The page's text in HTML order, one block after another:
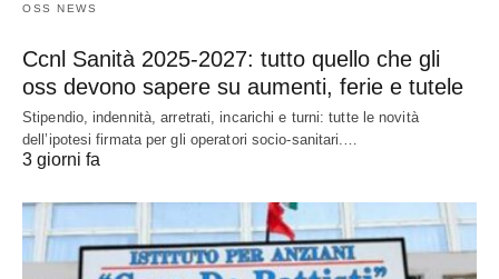
OSS NEWS
Ccnl Sanità 2025-2027: tutto quello che gli
oss devono sapere su aumenti, ferie e tutele
Stipendio, indennità, arretrati, incarichi e turni: tutte le novità
dell’ipotesi firmata per gli operatori socio-sanitari.…
3 giorni fa